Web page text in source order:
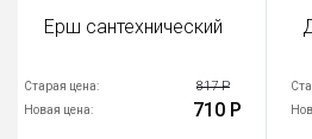
Ерш сантехнический
Старая цена: 817 Р
Новая цена: 710 Р